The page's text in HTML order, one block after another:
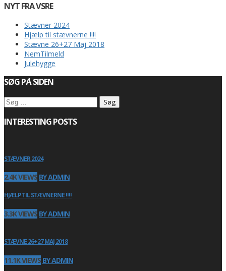
NYT FRA VSRE
Stævner 2024
Hjælp til stævnerne !!!!
Stævne 26+27 Maj 2018
NemTilmeld
Julehygge
SØG PÅ SIDEN
Søg
efter:
INTERESTING POSTS
STÆVNER 2024
2.4K VIEWS BY ADMIN
HJÆLP TIL STÆVNERNE !!!!
3.3K VIEWS BY ADMIN
STÆVNE 26+27 MAJ 2018
11.1K VIEWS BY ADMIN